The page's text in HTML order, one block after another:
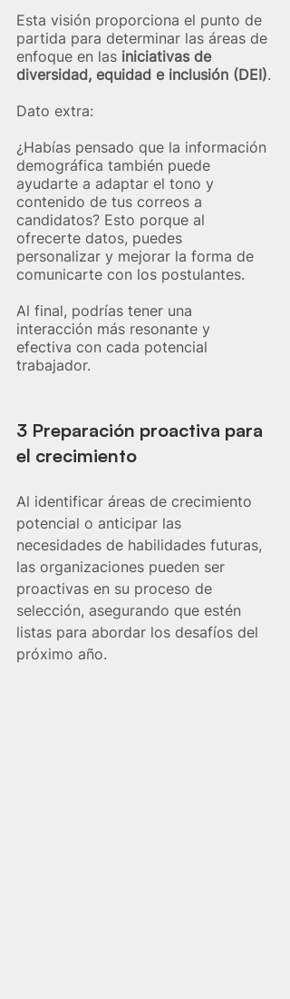
Esta visión proporciona el punto de
partida para determinar las áreas de
enfoque en las iniciativas de
diversidad, equidad e inclusión (DEI).
Dato extra:
¿Habías pensado que la información
demográfica también puede
ayudarte a adaptar el tono y
contenido de tus correos a
candidatos? Esto porque al
ofrecerte datos, puedes
personalizar y mejorar la forma de
comunicarte con los postulantes.
Al final, podrías tener una
interacción más resonante y
efectiva con cada potencial
trabajador.
3 Preparación proactiva para
el crecimiento
Al identificar áreas de crecimiento
potencial o anticipar las
necesidades de habilidades futuras,
las organizaciones pueden ser
proactivas en su proceso de
selección, asegurando que estén
listas para abordar los desafíos del
próximo año.